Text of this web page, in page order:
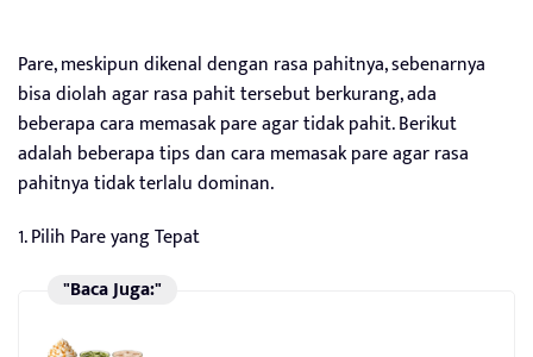
Pare, meskipun dikenal dengan rasa pahitnya, sebenarnya
bisa diolah agar rasa pahit tersebut berkurang, ada
beberapa cara memasak pare agar tidak pahit. Berikut
adalah beberapa tips dan cara memasak pare agar rasa
pahitnya tidak terlalu dominan.
1. Pilih Pare yang Tepat
"Baca Juga:"